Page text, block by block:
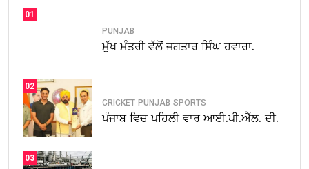
01
PUNJAB
ਮੁੱਖ ਮੰਤਰੀ ਵੱਲੋਂ ਜਗਤਾਰ ਸਿੰਘ ਹਵਾਰਾ.
02
CRICKET PUNJAB SPORTS
ਪੰਜਾਬ ਵਿਚ ਪਹਿਲੀ ਵਾਰ ਆਈ.ਪੀ.ਐੱਲ. ਦੀ.
03